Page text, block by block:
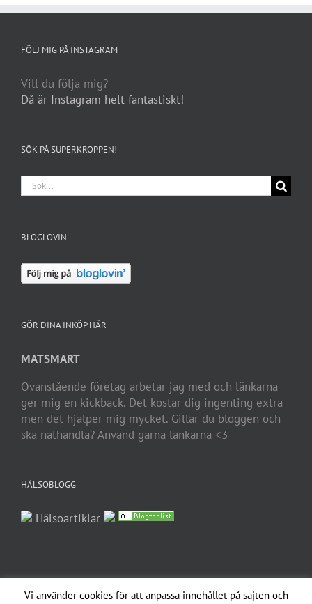
FÖLJ MIG PÅ INSTAGRAM
Vill du följa mig?
Då är Instagram helt fantastiskt!
SÖK PÅ SUPERKROPPEN!
Sök
efter:
BLOGLOVIN
GÖR DINA INKÖP HÄR
MATSMART
Ovanstående företag arbetar jag med och länkarna
ger mig en kickback. Det kostar dig ingenting extra
men det hjälper mig mycket. Gillar du bloggen och
ska näthandla? Använd gärna länkarna <3
HÄLSOBLOGG
Hälsoartiklar
Vi använder cookies för att anpassa innehållet på sajten och